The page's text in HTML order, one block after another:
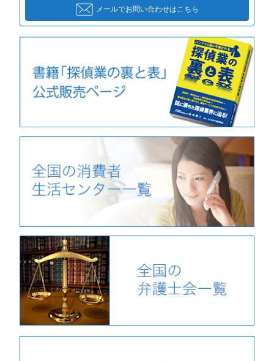
メールでお問い合わせはこちら